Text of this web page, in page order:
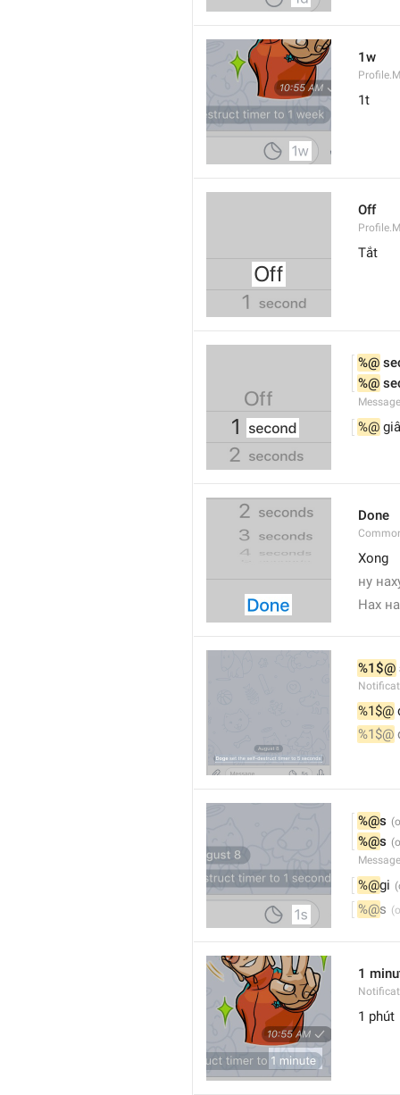
1w
1t
Off
Tắt
%@
%@
%@
Done
Xong
ну
Нах
%1$@
%1$@
%1$@
%@s
%@s
%@gi
%@s
1
1 phút